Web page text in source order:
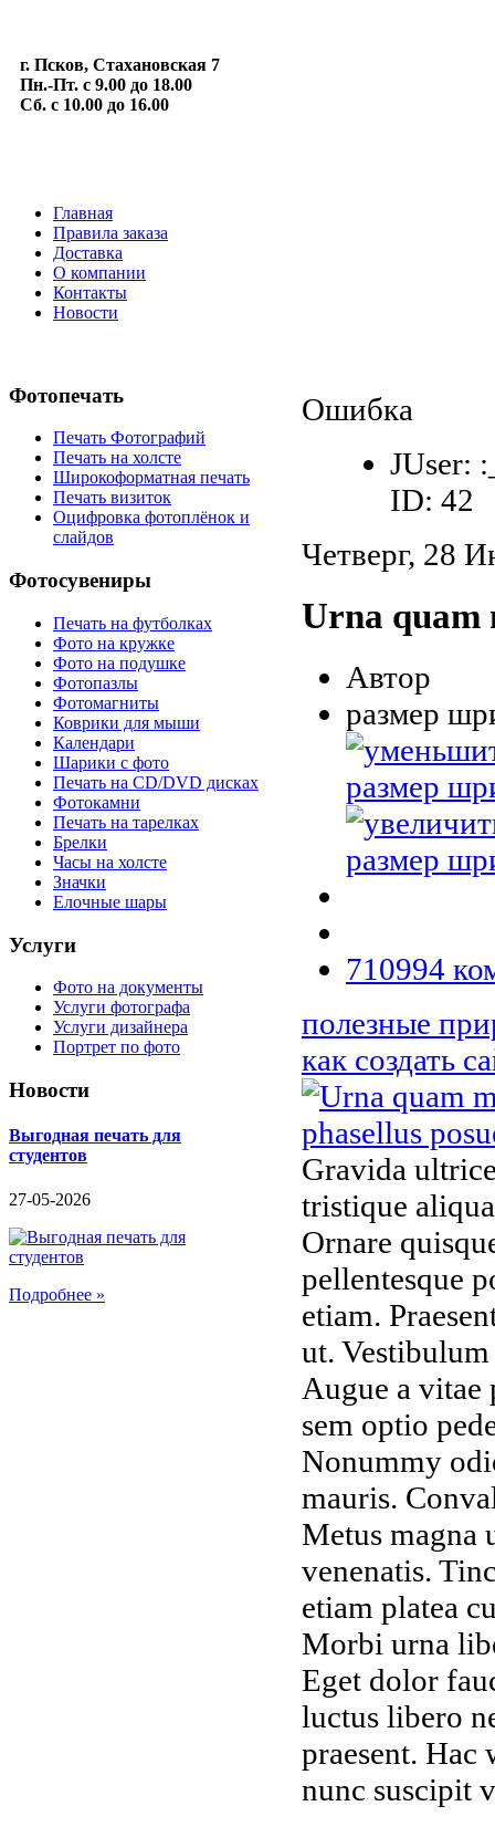
г. Псков, Стахановская 7
Пн.-Пт. с 9.00 до 18.00
Сб. с 10.00 до 16.00
Главная
Правила заказа
Доставка
О компании
Контакты
Новости
Фотопечать
Печать Фотографий
Печать на холсте
Широкоформатная печать
Печать визиток
Оцифровка фотоплёнок и
слайдов
Фотосувениры
Печать на футболках
Фото на кружке
Фото на подушке
Фотопазлы
Фотомагниты
Коврики для мыши
Календари
Шарики с фото
Печать на CD/DVD дисках
Фотокамни
Печать на тарелках
Брелки
Часы на холсте
Значки
Елочные шары
Услуги
Фото на документы
Услуги фотографа
Услуги дизайнера
Портрет по фото
Новости
Выгодная печать для
студентов
27-05-2026
Подробнее »
Ошибка
JUser:
ID: 42
Четверг, 28
Urna quam
Автор
размер
710994
полезные
как создать
Gravida
tristique
Ornare
pellentesque
etiam.
ut. Vestibulum
Augue a vitae
sem optio
Nonummy
mauris.
Metus magna
venenatis.
etiam platea
Morbi urna
Eget dolor
luctus libero
praesent. Hac
nunc suscipit